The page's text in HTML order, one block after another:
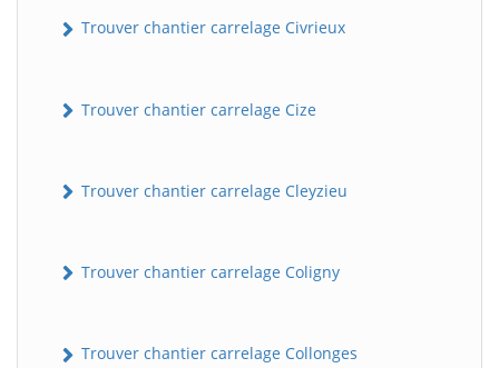
Trouver chantier carrelage Civrieux
Trouver chantier carrelage Cize
Trouver chantier carrelage Cleyzieu
Trouver chantier carrelage Coligny
Trouver chantier carrelage Collonges